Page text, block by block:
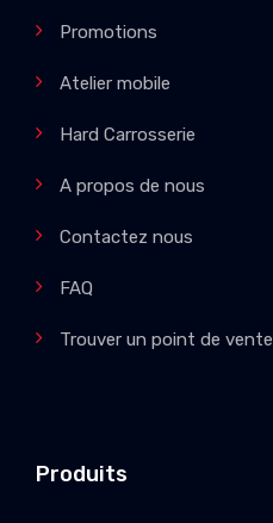
Promotions
Atelier mobile
Hard Carrosserie
A propos de nous
Contactez nous
FAQ
Trouver un point de vente
Produits